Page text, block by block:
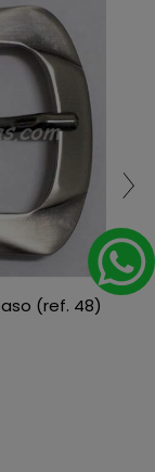
(ref. 48)